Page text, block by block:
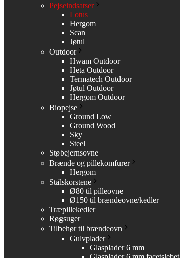
Pejseindsatser
Lotus
Hergom
Scan
Jøtul
Outdoor
Hwam Outdoor
Heta Outdoor
Termatech Outdoor
Jøtul Outdoor
Hergom Outdoor
Biopejse
Ground Low
Ground Wood
Sky
Steel
Støbejernsovne
Brænde og pillekomfurer
Hergom
Stålskorstene
Ø80 til pilleovne
Ø150 til brændeovne/kedler
Træpillekedler
Røgsuger
Tilbehør til brændeovn
Gulvplader
Glasplader 6 mm